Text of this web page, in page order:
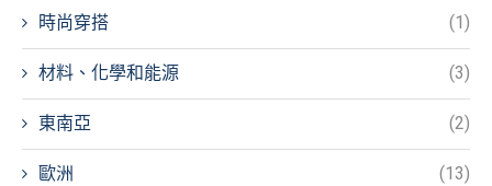
時尚穿搭 (1)
材料、化學和能源 (3)
東南亞 (2)
歐洲 (13)